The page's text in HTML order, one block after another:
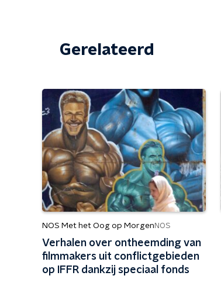
Gerelateerd
NOS Met het Oog op Morgen NOS
Verhalen over ontheemding van
filmmakers uit conflictgebieden
op IFFR dankzij speciaal fonds